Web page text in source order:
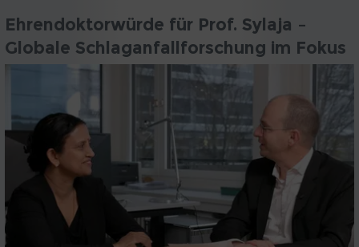
Ehrendoktorwürde für Prof. Sylaja –
Globale Schlaganfallforschung im Fokus